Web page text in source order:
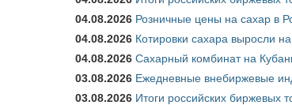
04.08.2026 Розничные цены на сахар в
04.08.2026 Котировки сахара выросли
04.08.2026 Сахарный комбинат на
03.08.2026 Ежедневные внебиржевые
03.08.2026 Итоги российских биржевых